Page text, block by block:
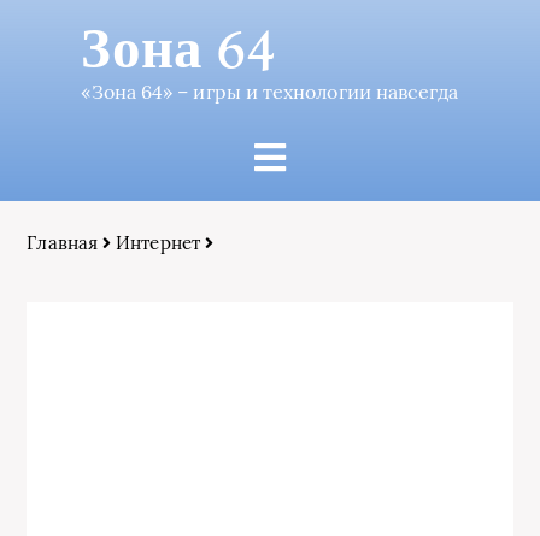
Зона 64
«Зона 64» – игры и технологии навсегда
Главная Интернет